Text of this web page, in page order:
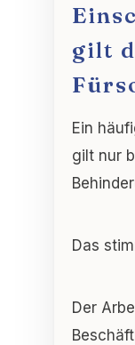
gilt
Ein
gilt nur
Das
Der